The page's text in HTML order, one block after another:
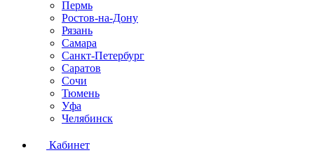
Пермь
Ростов-на-Дону
Рязань
Самара
Санкт-Петербург
Саратов
Сочи
Тюмень
Уфа
Челябинск
Кабинет